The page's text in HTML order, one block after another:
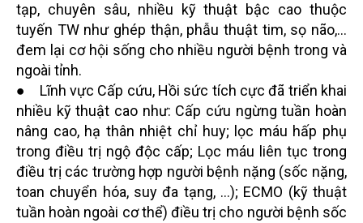
tạp, chuyên sâu, nhiều kỹ thuật bậc cao thuộc
tuyến TW như ghép thận, phẫu thuật tim, sọ não,…
đem lại cơ hội sống cho nhiều người bệnh trong và
ngoài tỉnh.
● Lĩnh vực Cấp cứu, Hồi sức tích cực đã triển khai
nhiều kỹ thuật cao như: Cấp cứu ngừng tuần hoàn
nâng cao, hạ thân nhiệt chỉ huy; lọc máu hấp phụ
trong điều trị ngộ độc cấp; Lọc máu liên tục trong
điều trị các trường hợp người bệnh nặng (sốc nặng,
toan chuyển hóa, suy đa tạng, ...); ECMO (kỹ thuật
tuần hoàn ngoài cơ thể) điều trị cho người bệnh sốc